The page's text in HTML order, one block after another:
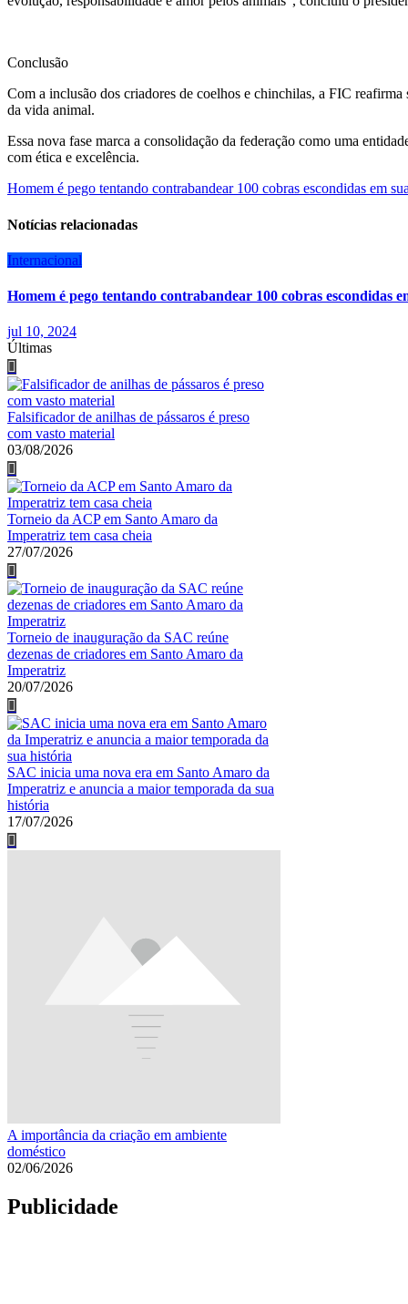
Conclusão
Com a inclusão dos criadores de coelhos e chinchilas, a FIC
da vida animal.
Essa nova fase marca a consolidação da federação como uma
com ética e excelência.
Navegação
de
Homem é pego tentando contrabandear 100 cobras escondidas em
Notícias relacionadas
Internacional
Homem é pego tentando contrabandear 100 cobras escondidas
jul 10, 2024
Últimas
Falsificador de anilhas de pássaros é preso
com vasto material
03/08/2026
Torneio da ACP em Santo Amaro da
Imperatriz tem casa cheia
27/07/2026
Torneio de inauguração da SAC reúne
dezenas de criadores em Santo Amaro da
Imperatriz
20/07/2026
SAC inicia uma nova era em Santo Amaro da
Imperatriz e anuncia a maior temporada da sua
história
17/07/2026
A importância da criação em ambiente
doméstico
02/06/2026
Publicidade